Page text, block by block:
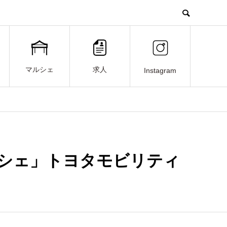
マルシェ 求人 Instagram
ェ」トヨタモビリティ